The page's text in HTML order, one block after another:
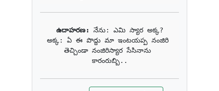
ఉదాహరణ: నేను: ఎమి‌ స్యార అక్క?
అక్క: ఏ ఈ పొద్దు మా ఇంటయప్ప నంజిరి
తెచ్చిండా నంజిరిస్యార సేసినాను
కారంరుబ్బి..